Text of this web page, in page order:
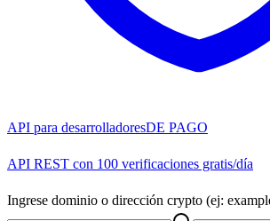
API para desarrolladoresDE PAGO
API REST con 100 verificaciones gratis/día
Ingrese dominio o dirección crypto (ej: